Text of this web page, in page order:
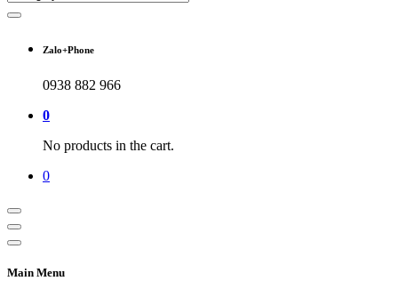
Zalo+Phone
0938 882 966
0
No products in the cart.
0
Main Menu